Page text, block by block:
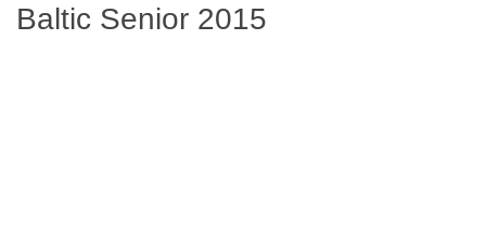
Baltic Senior 2015